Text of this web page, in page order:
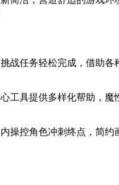
战任务轻松完成，借助各
工具提供多样化帮助，魔
操控角色冲刺终点，简约